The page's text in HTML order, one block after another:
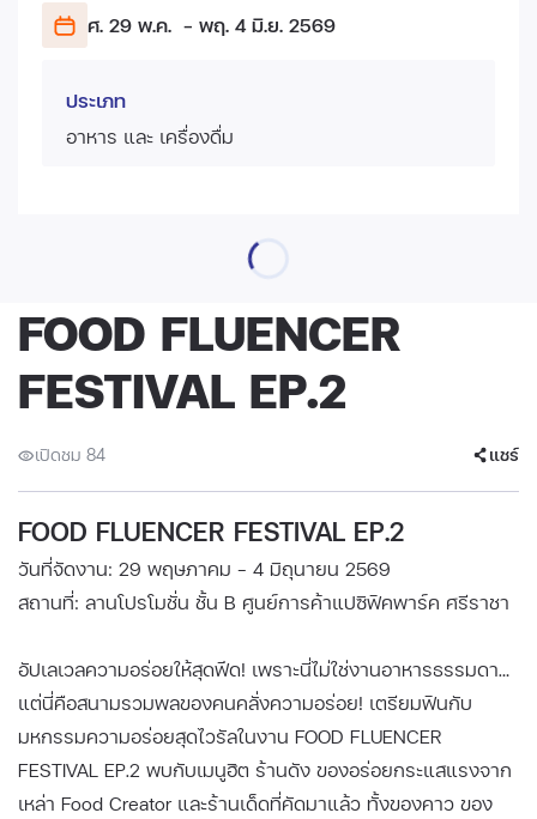
ศ. 29 พ.ค. - พฤ. 4 มิ.ย. 2569
ประเภท
อาหาร และ เครื่องดื่ม
FOOD FLUENCER
FESTIVAL EP.2
เปิดชม 84 แชร์
FOOD FLUENCER FESTIVAL EP.2
วันที่จัดงาน: 29 พฤษภาคม - 4 มิถุนายน 2569
สถานที่: ลานโปรโมชั่น ชั้น B ศูนย์การค้าแปซิฟิคพาร์ค ศรีราชา
อัปเลเวลความอร่อยให้สุดฟีด! เพราะนี่ไม่ใช่งานอาหารธรรมดา…
แต่นี่คือสนามรวมพลของคนคลั่งความอร่อย! เตรียมฟินกับ
มหกรรมความอร่อยสุดไวรัลในงาน FOOD FLUENCER
FESTIVAL EP.2 พบกับเมนูฮิต ร้านดัง ของอร่อยกระแสแรงจาก
เหล่า Food Creator และร้านเด็ดที่คัดมาแล้ว ทั้งของคาว ของ